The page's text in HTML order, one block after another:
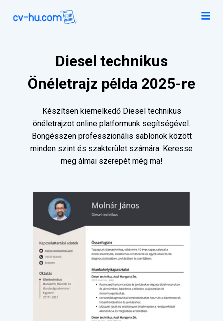
Diesel technikus
Önéletrajz példa 2025-re
Készítsen kiemelkedő Diesel technikus
önéletrajzot online platformunk segítségével.
Böngésszen professzionális sablonok között
minden szint és szakterület számára. Keresse
meg álmai szerepét még ma!